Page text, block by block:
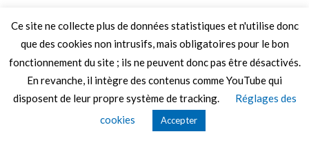
Ce site ne collecte plus de données statistiques et n'utilise donc
que des cookies non intrusifs, mais obligatoires pour le bon
fonctionnement du site ; ils ne peuvent donc pas être désactivés.
En revanche, il intègre des contenus comme YouTube qui
disposent de leur propre système de tracking.
Réglages des
cookies
Accepter